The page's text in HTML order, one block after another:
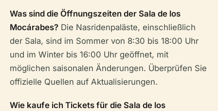
Was sind die Öffnungszeiten der Sala de los
Mocárabes? Die Nasridenpaläste, einschließlich
der Sala, sind im Sommer von 8:30 bis 18:00 Uhr
und im Winter bis 16:00 Uhr geöffnet, mit
möglichen saisonalen Änderungen. Überprüfen Sie
offizielle Quellen auf Aktualisierungen.
Wie kaufe ich Tickets für die Sala de los